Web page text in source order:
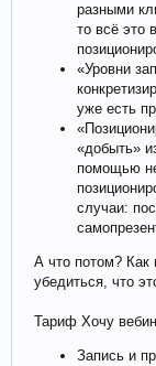
разными
то всё это
«Уровни
уже есть
«добыть»
помощью
случаи:
А что потом? Как
убедиться, что
Тариф Хочу
Запись и